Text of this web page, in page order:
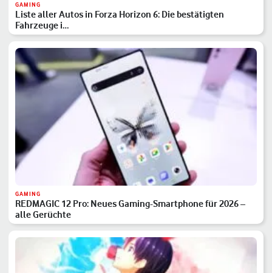
GAMING
Liste aller Autos in Forza Horizon 6: Die bestätigten
Fahrzeuge i…
GAMING
REDMAGIC 12 Pro: Neues Gaming-Smartphone für 2026 –
alle Gerüchte